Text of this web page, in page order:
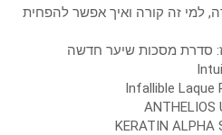
למי זה קורה ואיך אפשר להפחית
סדרת מסכות שיער חדשה